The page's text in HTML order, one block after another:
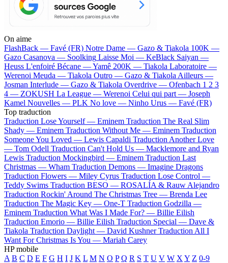
On aime
FlashBack — Favé (FR) Notre Dame — Gazo & Tiakola 100K —
Gazo Casanova — Soolking Laisse Moi — KeBlack Saiyan —
Heuss L'enfoiré Bécane —Yamê 200K — Tiakola Laboratoire —
Werenoi Meuda — Tiakola Outro — Gazo & Tiakola Ailleurs —
Josman Interlude — Gazo & Tiakola Overdrive — Ofenbach 1 2 3
4 — ZOKUSH La League — Werenoi Celui qui part — Joseph
Kamel Nouvelles — PLK No love — Ninho Urus — Favé (FR)
Top traduction
Traduction Lose Yourself — Eminem Traduction The Real Slim
Shady — Eminem Traduction Without Me — Eminem Traduction
Someone You Loved — Lewis Capaldi Traduction Another Love
— Tom Odell Traduction Can't Hold Us — Macklemore and Ryan
Lewis Traduction Mockingbird — Eminem Traduction Last
Christmas — Wham Traduction Demons — Imagine Dragons
Traduction Flowers — Miley Cyrus Traduction Lose Control —
Teddy Swims Traduction BESO — ROSALÍA & Rauw Alejandro
Traduction Rockin' Around The Christmas Tree — Brenda Lee
Traduction The Magic Key — One-T Traduction Godzilla —
Eminem Traduction What Was I Made For? — Billie Eilish
Traduction Emorio — Billie Eilish Traduction Special — Dave &
Tiakola Traduction Daylight — David Kushner Traduction All I
Want For Christmas Is You — Mariah Carey
HP mobile
A B C D E F G H I J K L M N O P Q R S T U V W X Y Z 0-9